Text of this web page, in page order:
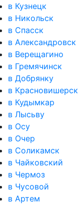
в Кузнецк
в Никольск
в Спасск
в Александровск
в Верещагино
в Гремячинск
в Добрянку
в Красновишерск
в Кудымкар
в Лысьву
в Осу
в Очер
в Соликамск
в Чайковский
в Чермоз
в Чусовой
в Артем